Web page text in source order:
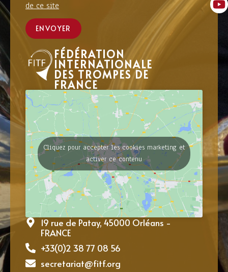
de ce site
ENVOYER
FÉDÉRATION
INTERNATIONALE
DES TROMPES DE
FRANCE
Cliquez pour accepter les cookies marketing et
activer ce contenu
19 rue de Patay, 45000 Orléans -
FRANCE
+33(0)2 38 77 08 56
secretariat@fitf.org